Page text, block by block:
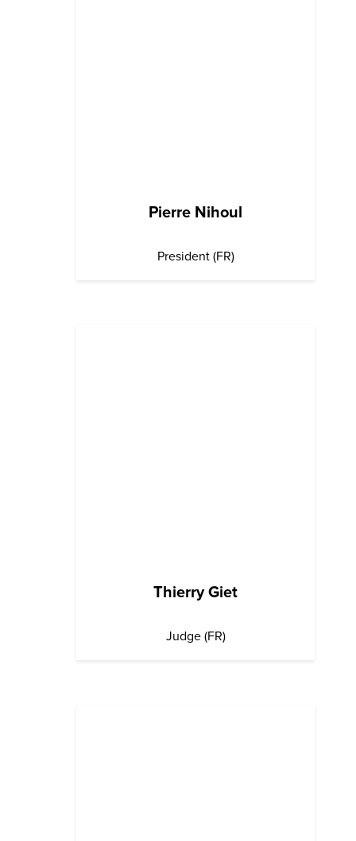
Pierre Nihoul
President (FR)
Thierry Giet
Judge (FR)